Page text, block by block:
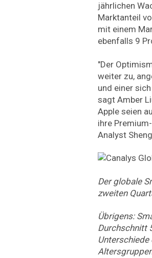
jährlichen
Marktanteil
mit einem
ebenfalls 9
"Der
weiter zu,
und einer
sagt Amber
Apple seien
ihre
Analyst
Der globale
zweiten
Übrigens:
Durchschnitt